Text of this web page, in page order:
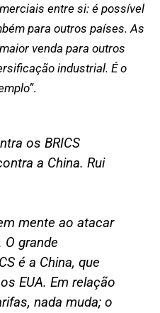
entre si: é possível
para outros países. As
venda para outros
industrial. É o
.
os BRICS
a China. Rui
mente ao atacar
O grande
é a China, que
EUA. Em relação
nada muda; o